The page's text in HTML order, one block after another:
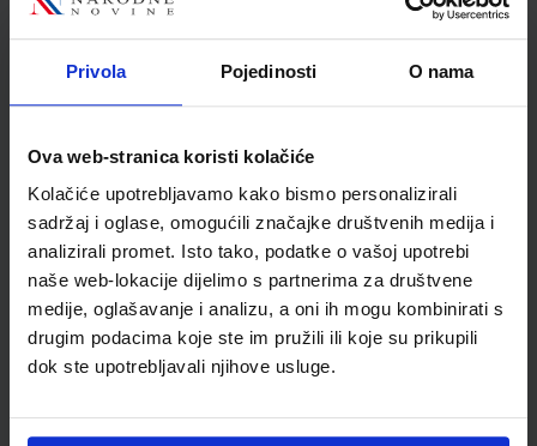
Privola Pojedinosti O nama
Ova web-stranica koristi kolačiće
Kolačiće upotrebljavamo kako bismo personalizirali
sadržaj i oglase, omogućili značajke društvenih medija i
analizirali promet. Isto tako, podatke o vašoj upotrebi
naše web-lokacije dijelimo s partnerima za društvene
medije, oglašavanje i analizu, a oni ih mogu kombinirati s
drugim podacima koje ste im pružili ili koje su prikupili
dok ste upotrebljavali njihove usluge.
Kupci najčešće biraju..
Omot PVC za školske
udžbenike; dimenzije
431x304; tip 178